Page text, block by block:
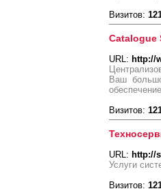
Визитов:
Catalogue
URL: http://
Ваш
Визитов:
URL: http://
Услуги
Визитов: